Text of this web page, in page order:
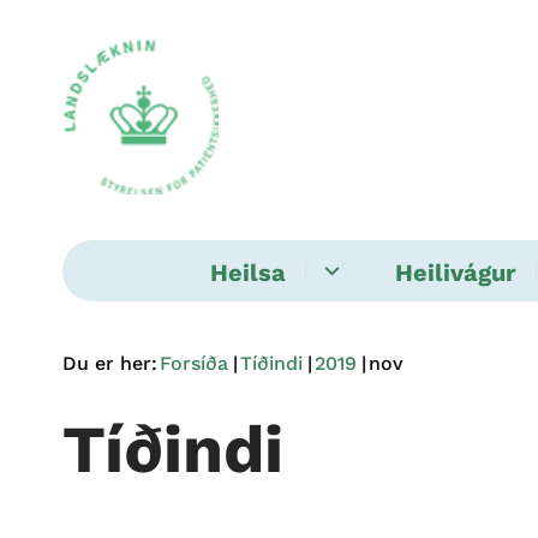
Heilsa Heilivágur
Du er her: Forsíða Tíðindi 2019 nov
Tíðindi